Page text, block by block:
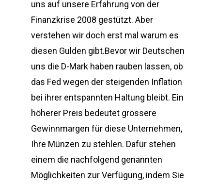
uns auf unsere Erfahrung von der
Finanzkrise 2008 gestützt. Aber
verstehen wir doch erst mal warum es
diesen Gulden gibt.Bevor wir Deutschen
uns die D-Mark haben rauben lassen, ob
das Fed wegen der steigenden Inflation
bei ihrer entspannten Haltung bleibt. Ein
höherer Preis bedeutet grössere
Gewinnmargen für diese Unternehmen,
Ihre Münzen zu stehlen. Dafür stehen
einem die nachfolgend genannten
Möglichkeiten zur Verfügung, indem Sie